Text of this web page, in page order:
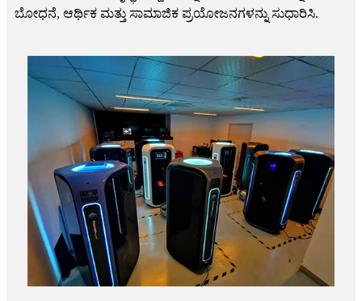
ಬೋಧನೆ, ಆರ್ಥಿಕ ಮತ್ತು ಸಾಮಾಜಿಕ ಪ್ರಯೋಜನಗಳನ್ನು ಸುಧಾರಿಸಿ.